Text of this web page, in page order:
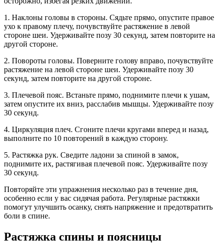
1. Наклоны головы в стороны. Сядьте прямо, опустите правое
ухо к правому плечу, почувствуйте растяжение в левой
стороне шеи. Удерживайте позу 30 секунд, затем повторите на
другой стороне.
2. Повороты головы. Поверните голову вправо, почувствуйте
растяжение на левой стороне шеи. Удерживайте позу 30
секунд, затем повторите на другой стороне.
3. Плечевой пояс. Встаньте прямо, поднимите плечи к ушам,
затем опустите их вниз, расслабив мышцы. Удерживайте позу
30 секунд.
4. Циркуляция плеч. Сгоните плечи кругами вперед и назад,
выполните по 10 повторений в каждую сторону.
5. Растяжка рук. Сведите ладони за спиной в замок,
поднимите их, растягивая плечевой пояс. Удерживайте позу
30 секунд.
Повторяйте эти упражнения несколько раз в течение дня,
особенно если у вас сидячая работа. Регулярные растяжки
помогут улучшить осанку, снять напряжение и предотвратить
боли в спине.
Растяжка спины и поясницы